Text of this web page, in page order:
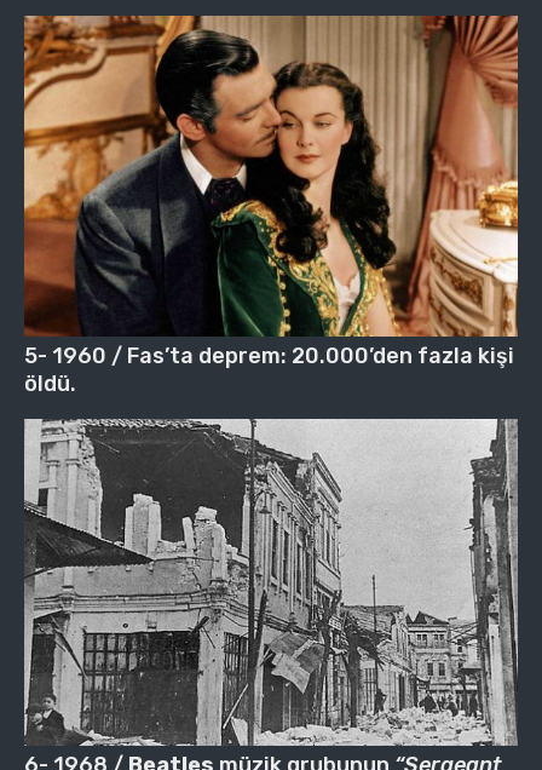
5- 1960 / Fas’ta deprem: 20.000’den fazla kişi
öldü.
6- 1968 / Beatles müzik grubunun “Sergeant